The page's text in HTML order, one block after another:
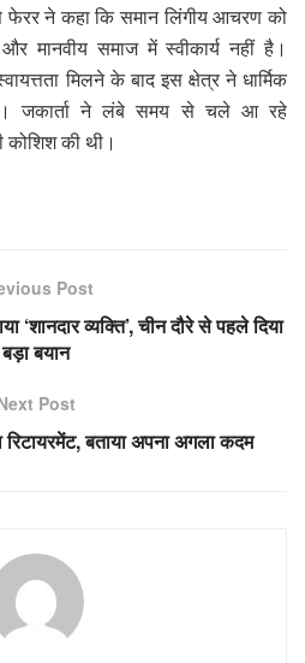
फेरर ने कहा कि समान लिंगीय आचरण को
मानवीय समाज में स्वीकार्य नहीं है।
मिलने के बाद इस क्षेत्र ने धार्मिक
जकार्ता ने लंबे समय से चले आ रहे
कोशिश की थी।
Post
‘शानदार व्यक्ति’, चीन दौरे से पहले दिया
बड़ा बयान
Post
बताया अपना अगला कदम